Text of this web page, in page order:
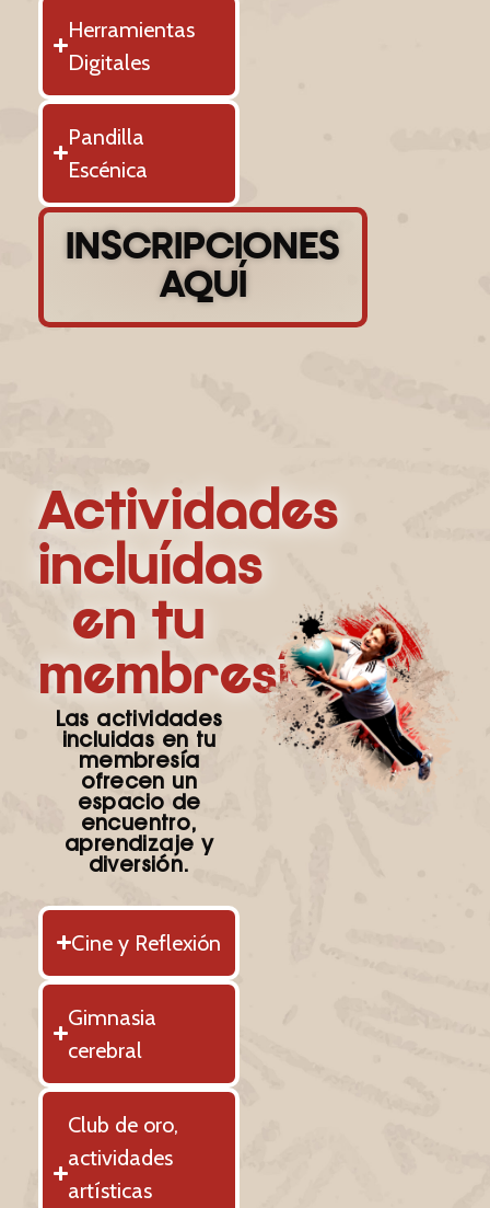
Herramientas
Digitales
Pandilla
Escénica
INSCRIPCIONES
AQUÍ
Actividades
incluídas
en tu
membresía
Las actividades
incluidas en tu
membresía
ofrecen un
espacio de
encuentro,
aprendizaje y
diversión.
Cine y Reflexión
Gimnasia
cerebral
Club de oro,
actividades
artísticas